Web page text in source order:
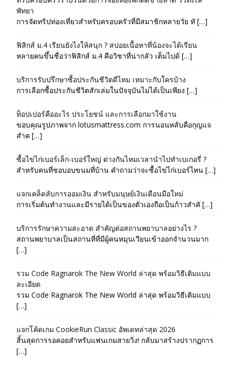
พัทยา
การจัดทริปท่องเที่ยวสำหรับครอบครัวที่มีสมาชิกหลายวัย ทั […]
ฟิสิกส์ ม.4 เรียนยังไงให้สนุก ? สปอยเนื้อหาที่น้องจะได้เรียน
หลายคนขึ้นชื่อว่าฟิสิกส์ ม.4 คือวิชาที่น่ากลัว เต็มไปด้ […]
บริการรับปรึกษาซื้อประกันชีวิตดีไหม เหมาะกับใครบ้าง
การเลือกซื้อประกันชีวิตสักเล่มในปัจจุบันไม่ได้เป็นเพียง […]
ท็อปเปอร์คืออะไร ประโยชน์ และการเลือกมาใช้งาน
ขอบคุณรูปภาพจาก lotusmattress.com การนอนหลับคือกุญแจ
สำค […]
ซื้อไข่ไก่เบอร์เล็ก-เบอร์ใหญ่ ต่างกันไหมเวลานำไปทำเบเกอรี่ ?
สำหรับคนที่ชอบอบขนมที่บ้าน คำถามว่าจะซื้อไข่ไก่เบอร์ไหน […]
แจกเคล็ดลับการออมเงิน สำหรับมนุษย์เงินเดือนมือใหม่
การเริ่มต้นทำงานและมีรายได้เป็นของตัวเองถือเป็นก้าวสำคั […]
บริการรักษาความสะอาด สำคัญต่อสถานพยาบาลอย่างไร ?
สถานพยาบาลเป็นสถานที่ที่มีผู้คนหมุนเวียนเข้าออกจำนวนมาก
[…]
รวม Code Ragnarok The New World ล่าสุด พร้อมวิธีเติมแบบ
ละเอียด
รวม Code Ragnarok The New World ล่าสุด พร้อมวิธีเติมแบบ
[…]
แจกโค้ดเกม CookieRun Classic อัพเดทล่าสุด 2026
สิ้นสุดการรอคอยสำหรับแฟนเกมสายวิ่ง! กลับมาสร้างปรากฏการ
[…]